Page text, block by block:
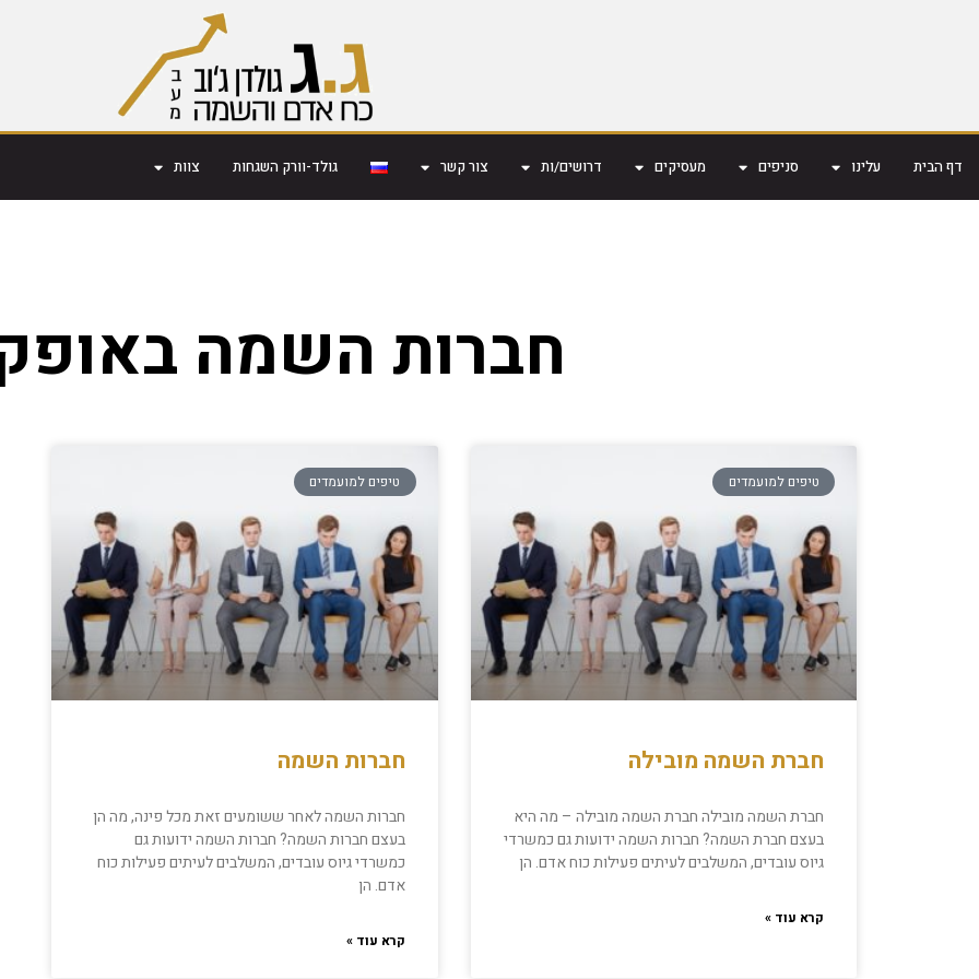
דף הבית עלינו סניפים מעסיקים דרושים/ות צור קשר גולד-וורק השגחות צוות
חברות השמה
טיפים למועמדים
חברת השמה מובילה
חברת השמה מובילה חברת השמה מובילה – מה היא
בעצם חברת השמה? חברות השמה ידועות גם כמשרדי
גיוס עובדים, המשלבים לעיתים פעילות כוח אדם. הן
קרא עוד »
טיפים למועמדים
חברות השמה
חברות השמה לאחר ששומעים זאת מכל פינה, מה הן
בעצם חברות השמה? חברות השמה ידועות גם
כמשרדי גיוס עובדים, המשלבים לעיתים פעילות כוח
אדם. הן
קרא עוד »